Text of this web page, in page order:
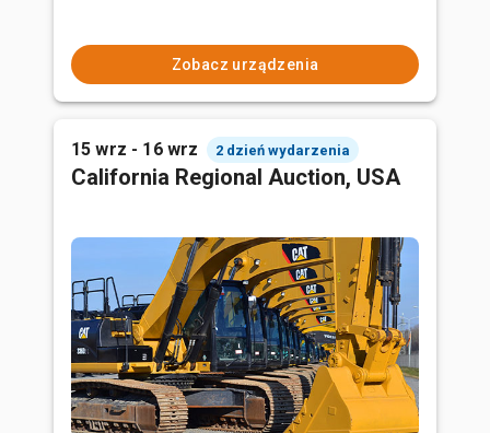
Zobacz urządzenia
15 wrz - 16 wrz 2 dzień wydarzenia
California Regional Auction, USA